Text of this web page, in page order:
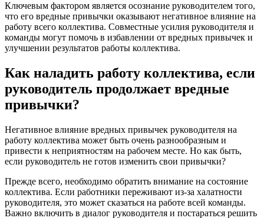
Ключевым фактором является осознание руководителем того,
что его вредные привычки оказывают негативное влияние на
работу всего коллектива. Совместные усилия руководителя и
команды могут помочь в избавлении от вредных привычек и
улучшении результатов работы коллектива.
Как наладить работу коллектива, если
руководитель продолжает вредные
привычки?
Негативное влияние вредных привычек руководителя на
работу коллектива может быть очень разнообразным и
привести к неприятностям на рабочем месте. Но как быть,
если руководитель не готов изменить свои привычки?
Прежде всего, необходимо обратить внимание на состояние
коллектива. Если работники переживают из-за халатности
руководителя, это может сказаться на работе всей команды.
Важно включить в диалог руководителя и постараться решить